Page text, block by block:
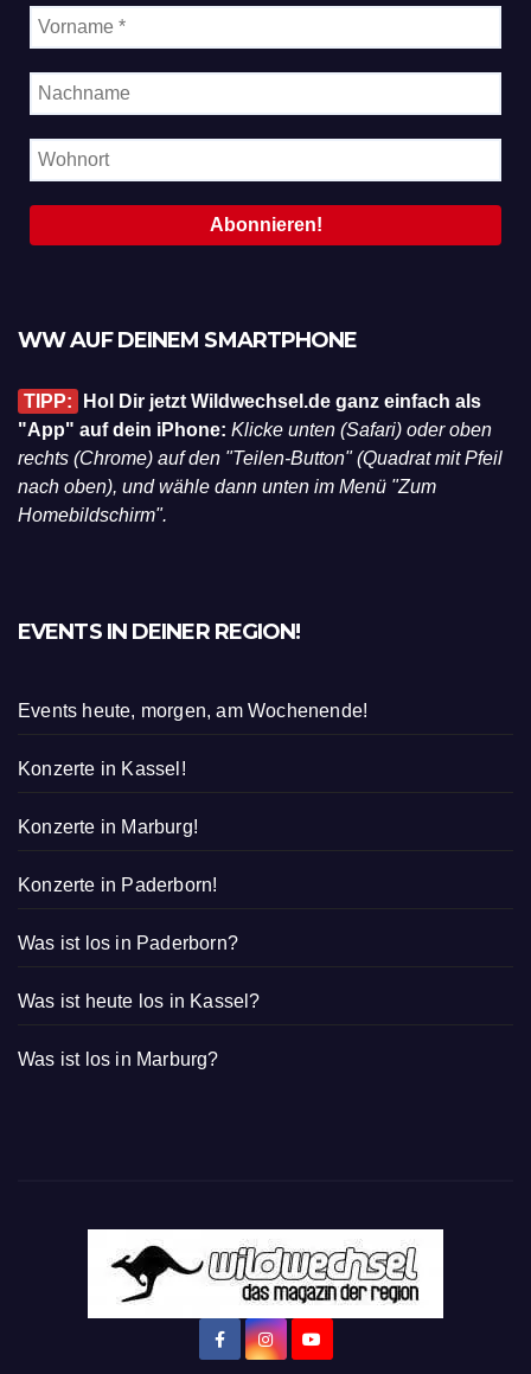
WW AUF DEINEM SMARTPHONE
TIPP:
Hol Dir jetzt Wildwechsel.de ganz einfach als
"App" auf dein iPhone: Klicke unten (Safari) oder oben
rechts (Chrome) auf den "Teilen-Button" (Quadrat mit Pfeil
nach oben), und wähle dann unten im Menü "Zum
Homebildschirm".
EVENTS IN DEINER REGION!
Events heute, morgen, am Wochenende!
Konzerte in Kassel!
Konzerte in Marburg!
Konzerte in Paderborn!
Was ist los in Paderborn?
Was ist heute los in Kassel?
Was ist los in Marburg?